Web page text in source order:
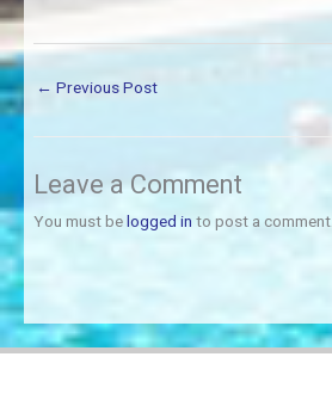
← Previous Post
Leave a Comment
You must belogged in to post a comment.